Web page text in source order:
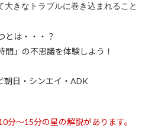
⼤きなトラブルに巻き込まれること
とは・・・？
間」の不思議を体験しよう！
朝⽇・シンエイ・ADK
分～15分の星の解説があります。